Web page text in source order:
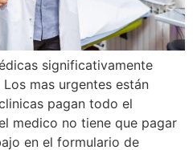
significativamente
mas urgentes están
pagan todo el
medico no tiene que pagar
en el formulario de